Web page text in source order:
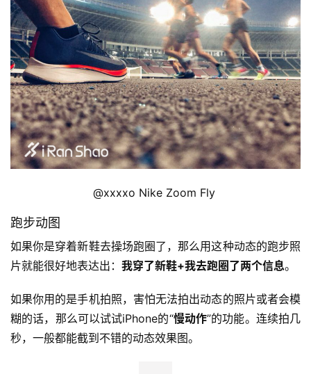
@xxxxo Nike Zoom Fly
跑步动图
如果你是穿着新鞋去操场跑圈了，那么用这种动态的跑步照
片就能很好地表达出： 我穿了新鞋+我去跑圈了两个信息。
如果你用的是手机拍照，害怕无法拍出动态的照片或者会模
糊的话，那么可以试试iPhone的“慢动作”的功能。连续拍几
秒，一般都能截到不错的动态效果图。